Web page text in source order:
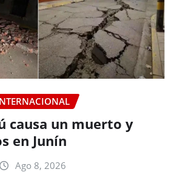
causa un muerto y
en Junín
Ago 8, 2026